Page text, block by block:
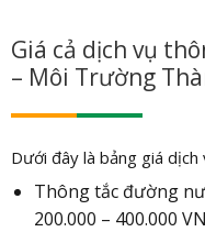
Giá cả dịch vụ
– Môi Trường
Dưới đây là bảng giá
Thông tắc đường
200.000 – 400.000